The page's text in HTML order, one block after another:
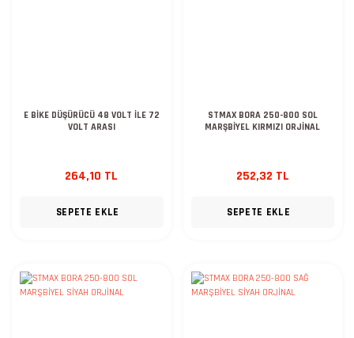
E BİKE DÜŞÜRÜCÜ 48 VOLT İLE 72
VOLT ARASI
264,10 TL
SEPETE EKLE
STMAX BORA 250-800 SOL
MARŞBİYEL KIRMIZI ORJİNAL
252,32 TL
SEPETE EKLE